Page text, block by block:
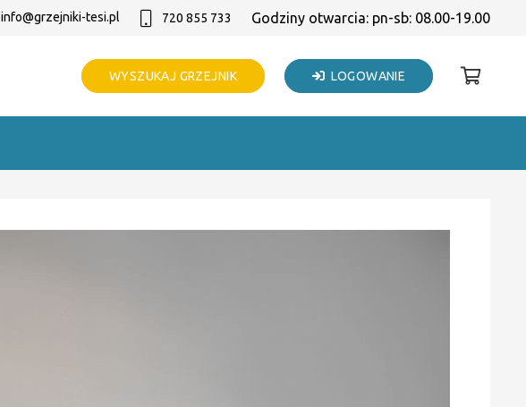
info@grzejniki-tesi.pl 720 855 733 Godziny otwarcia: pn-sb: 08.00-19.00
WYSZUKAJ GRZEJNIK LOGOWANIE